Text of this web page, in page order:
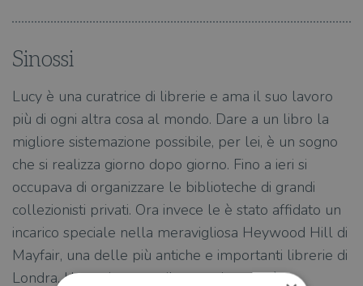
Sinossi
Lucy è una curatrice di librerie e ama il suo lavoro
più di ogni altra cosa al mondo. Dare a un libro la
migliore sistemazione possibile, per lei, è un sogno
che si realizza giorno dopo giorno. Fino a ieri si
occupava di organizzare le biblioteche di grandi
collezionisti privati. Ora invece le è stato affidato un
incarico speciale nella meravigliosa Heywood Hill di
Mayfair, una delle più antiche e importanti librerie di
Londra. L’emozione per il nuovo incarico è